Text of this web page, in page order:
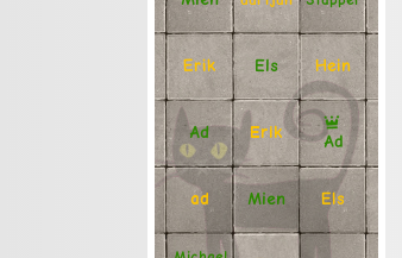
Erik Els Hein
Ad Erik
Ad
ad Mien Els